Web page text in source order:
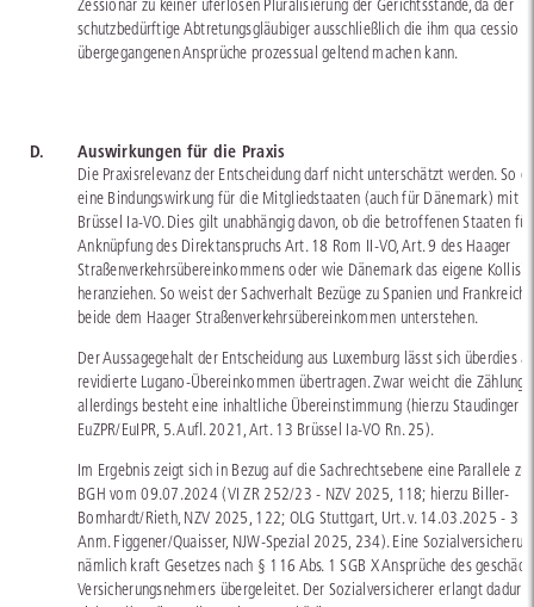
Zessionar zu keiner uferlosen Pluralisierung der Gerichtsstände, da der
schutzbedürftige Abtretungsgläubiger ausschließlich die ihm qua cessio
übergegangenen Ansprüche prozessual geltend machen kann.
D. Auswirkungen für die Praxis
Die Praxisrelevanz der Entscheidung darf nicht unterschätzt werden. So
eine Bindungswirkung für die Mitgliedstaaten (auch für Dänemark) mit
Brüssel Ia-VO. Dies gilt unabhängig davon, ob die betroffenen Staaten
Anknüpfung des Direktanspruchs Art. 18 Rom II-VO, Art. 9 des Haager
Straßenverkehrsübereinkommens oder wie Dänemark das eigene
heranziehen. So weist der Sachverhalt Bezüge zu Spanien und Frankreich
beide dem Haager Straßenverkehrsübereinkommen unterstehen.
Der Aussagegehalt der Entscheidung aus Luxemburg lässt sich überdies
revidierte Lugano-Übereinkommen übertragen. Zwar weicht die Zählung
allerdings besteht eine inhaltliche Übereinstimmung (hierzu Staudinger
EuZPR/EuIPR, 5. Aufl. 2021, Art. 13 Brüssel Ia-VO Rn. 25).
Im Ergebnis zeigt sich in Bezug auf die Sachrechtsebene eine Parallele
BGH vom 09.07.2024 (VI ZR 252/23 - NZV 2025, 118; hierzu Biller-
Bomhardt/Rieth, NZV 2025, 122; OLG Stuttgart, Urt. v. 14.03.2025 - 3
Anm. Figgener/Quaisser, NJW-Spezial 2025, 234). Eine
nämlich kraft Gesetzes nach § 116 Abs. 1 SGB X Ansprüche des
Versicherungsnehmers übergeleitet. Der Sozialversicherer erlangt